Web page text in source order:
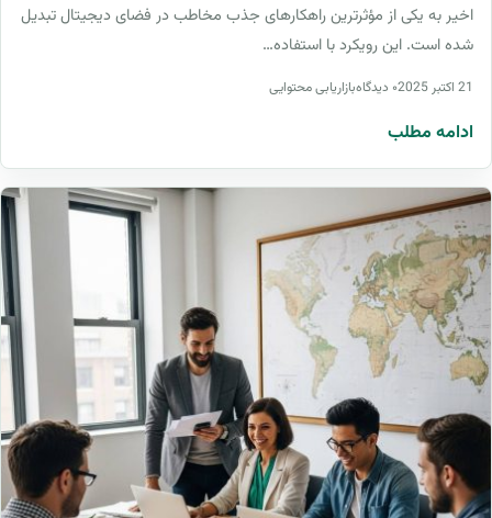
اخیر به یکی از مؤثرترین راهکارهای جذب مخاطب در فضای دیجیتال تبدیل
شده است. این رویکرد با استفاده…
21 اکتبر 2025 ۰ دیدگاه بازاریابی محتوایی
ادامه مطلب